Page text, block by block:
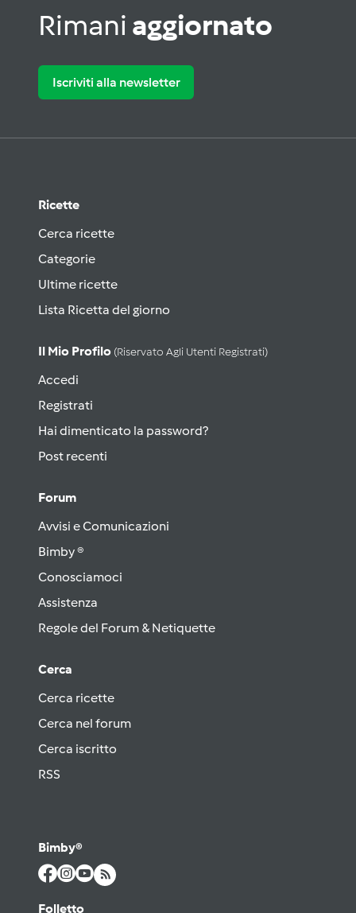
Rimani aggiornato
Iscriviti alla newsletter
Ricette
Cerca ricette
Categorie
Ultime ricette
Lista Ricetta del giorno
Il Mio Profilo (riservato Agli Utenti Registrati)
Accedi
Registrati
Hai dimenticato la password?
Post recenti
Forum
Avvisi e Comunicazioni
Bimby ®
Conosciamoci
Assistenza
Regole del Forum & Netiquette
Cerca
Cerca ricette
Cerca nel forum
Cerca iscritto
RSS
Bimby®
Folletto